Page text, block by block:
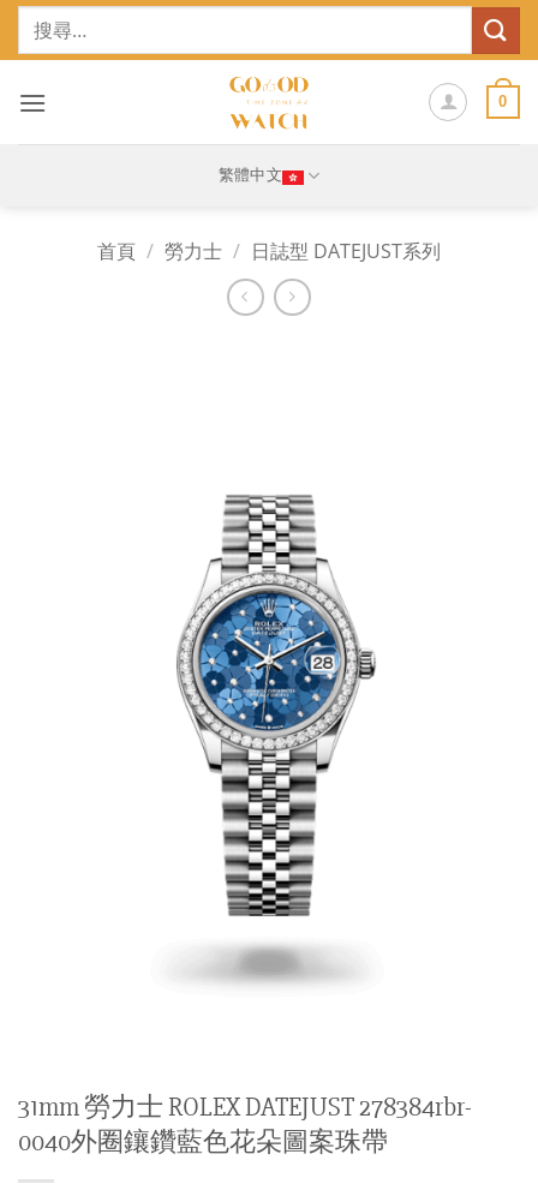
Skip
鍵
0
繁體中文
首頁 / 勞力士 / 日誌型 DATEJUST系列
31mm 勞力士 ROLEX DATEJUST 278384rbr-
0040外圈鑲鑽藍色花朵圖案珠帶